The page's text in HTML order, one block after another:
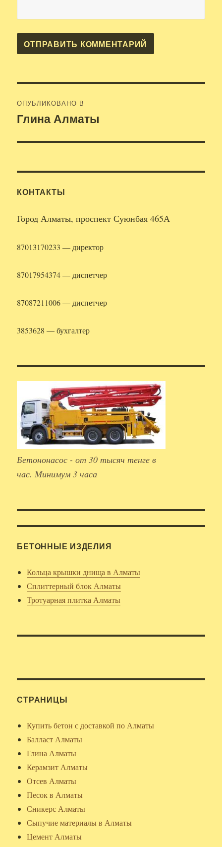
по
ОПУБЛИКОВАНО В
Глина Алматы
КОНТАКТЫ
Город Алматы, проспект Суюнбая 465А
87013170233 — директор
87017954374 — диспетчер
87087211006 — диспетчер
3853628 — бухгалтер
Бетононасос - от 30 тысяч тенге в
час. Минимум 3 часа
БЕТОННЫЕ ИЗДЕЛИЯ
Кольца крышки днища в Алматы
Сплиттерный блок Алматы
Тротуарная плитка Алматы
СТРАНИЦЫ
Купить бетон с доставкой по Алматы
Балласт Алматы
Глина Алматы
Керамзит Алматы
Отсев Алматы
Песок в Алматы
Сникерс Алматы
Сыпучие материалы в Алматы
Цемент Алматы